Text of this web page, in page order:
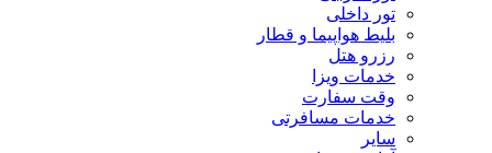
تور داخلی
بلیط هواپیما و قطار
رزرو هتل
خدمات ویزا
وقت سفارت
خدمات مسافرتی
سایر